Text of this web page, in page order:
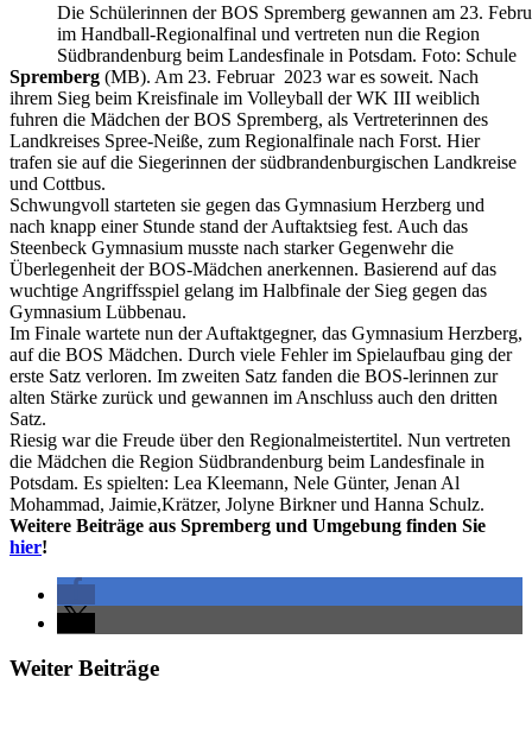
Die Schülerinnen der BOS Spremberg gewannen am 23.
im Handball-Regionalfinal und vertreten nun die Region
Südbrandenburg beim Landesfinale in Potsdam. Foto: Schule
Spremberg (MB). Am 23. Februar 2023 war es soweit. Nach
ihrem Sieg beim Kreisfinale im Volleyball der WK III weiblich
fuhren die Mädchen der BOS Spremberg, als Vertreterinnen des
Landkreises Spree-Neiße, zum Regionalfinale nach Forst. Hier
trafen sie auf die Siegerinnen der südbrandenburgischen Landkreise
und Cottbus.
Schwungvoll starteten sie gegen das Gymnasium Herzberg und
nach knapp einer Stunde stand der Auftaktsieg fest. Auch das
Steenbeck Gymnasium musste nach starker Gegenwehr die
Überlegenheit der BOS-Mädchen anerkennen. Basierend auf das
wuchtige Angriffsspiel gelang im Halbfinale der Sieg gegen das
Gymnasium Lübbenau.
Im Finale wartete nun der Auftaktgegner, das Gymnasium Herzberg,
auf die BOS Mädchen. Durch viele Fehler im Spielaufbau ging der
erste Satz verloren. Im zweiten Satz fanden die BOS-lerinnen zur
alten Stärke zurück und gewannen im Anschluss auch den dritten
Satz.
Riesig war die Freude über den Regionalmeistertitel. Nun vertreten
die Mädchen die Region Südbrandenburg beim Landesfinale in
Potsdam. Es spielten: Lea Kleemann, Nele Günter, Jenan Al
Mohammad, Jaimie,Krätzer, Jolyne Birkner und Hanna Schulz.
Weitere Beiträge aus Spremberg und Umgebung finden Sie
hier!
Weiter Beiträge